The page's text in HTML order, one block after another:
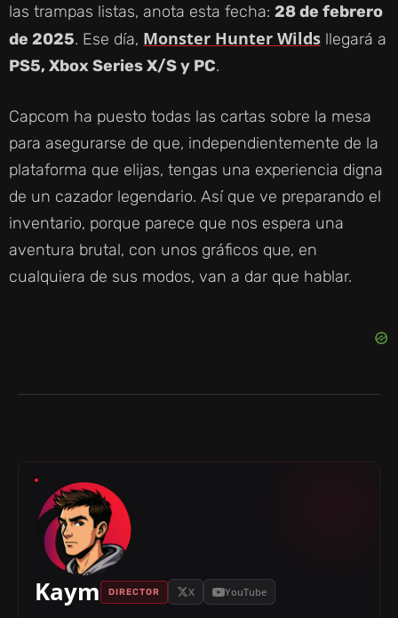
las trampas listas, anota esta fecha: 28 de febrero
de 2025. Ese día, Monster Hunter Wilds llegará a
PS5, Xbox Series X/S y PC.
Capcom ha puesto todas las cartas sobre la mesa
para asegurarse de que, independientemente de la
plataforma que elijas, tengas una experiencia digna
de un cazador legendario. Así que ve preparando el
inventario, porque parece que nos espera una
aventura brutal, con unos gráficos que, en
cualquiera de sus modos, van a dar que hablar.
Kaym DIRECTOR X YouTube